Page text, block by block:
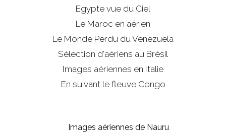
Egypte vue du Ciel
Le Maroc en aérien
Le Monde Perdu du Venezuela
Sélection d'aériens au Brésil
Images aériennes en Italie
En suivant le fleuve Congo
Images aériennes de Nauru